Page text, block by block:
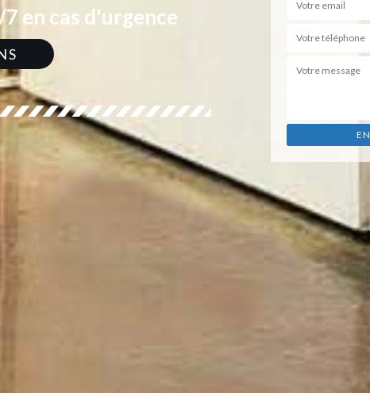
en cas d'urgence